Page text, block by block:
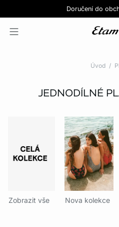
Doručení do
SLEVY: kupte si 3,
Love EDIT: podprsenka +
Úvod
JEDNODÍLNÉ
Zobrazit vše Nova kolekce